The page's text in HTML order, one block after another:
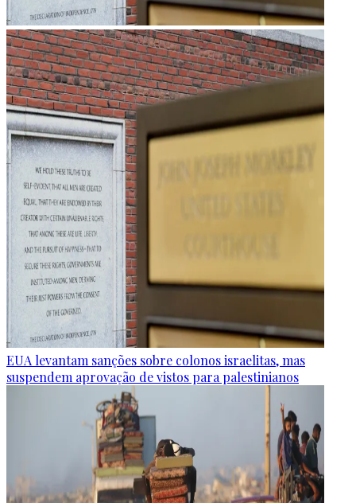
EUA levantam sanções sobre colonos israelitas, mas
suspendem aprovação de vistos para palestinianos